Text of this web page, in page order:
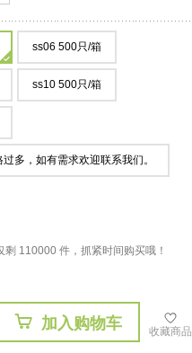
ss06 500只/箱
ss10 500只/箱
多，如有需求欢迎联系我们。
剩 110000 件，抓紧时间购买哦！
加入购物车 收藏商品